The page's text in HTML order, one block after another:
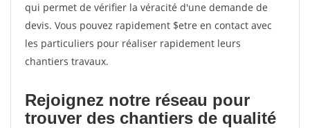
qui permet de vérifier la véracité d'une demande de
devis. Vous pouvez rapidement $etre en contact avec
les particuliers pour réaliser rapidement leurs
chantiers travaux.
Rejoignez notre réseau pour
trouver des chantiers de qualité